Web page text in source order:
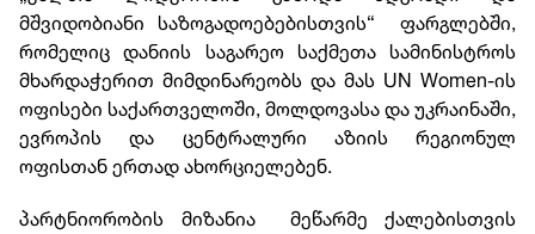
მშვიდობიანი საზოგადოებებისთვის“ ფარგლებში,
რომელიც დანიის საგარეო საქმეთა სამინისტროს
მხარდაჭერით მიმდინარეობს და მას UN Women-ის
ოფისები საქართველოში, მოლდოვასა და უკრაინაში,
ევროპის და ცენტრალური აზიის რეგიონულ
ოფისთან ერთად ახორციელებენ.
პარტნიორობის მიზანია მეწარმე ქალებისთვის